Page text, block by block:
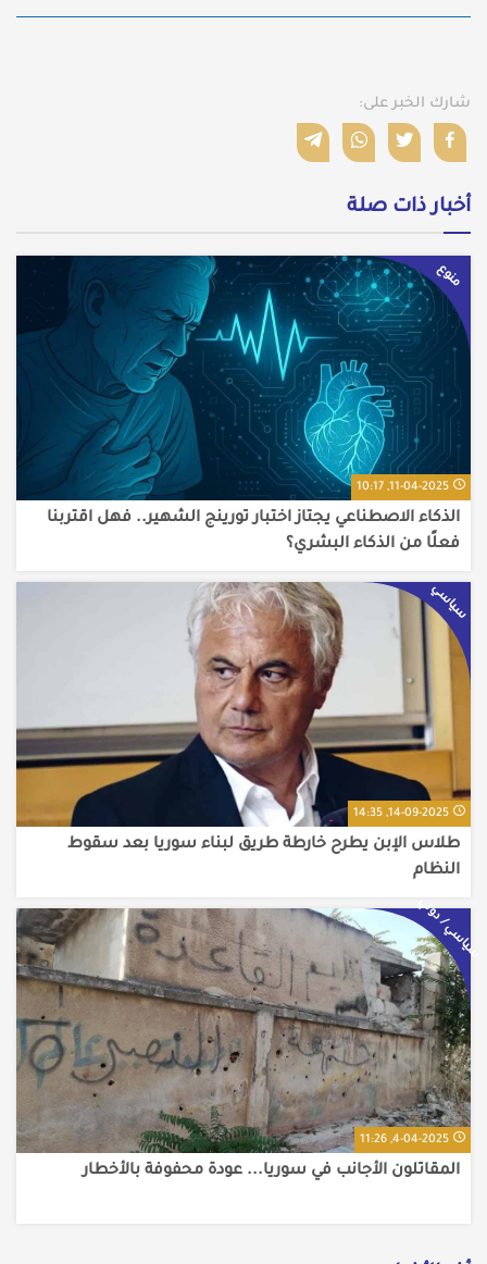
شارك الخبر على:
أخبار ذات صلة
منوع
11-04-2025, 10:17
الذكاء الاصطناعي يجتاز اختبار تورينج الشهير.. فهل اقتربنا
فعلًا من الذكاء البشري؟
سياسي
14-09-2025, 14:35
طلاس الإبن يطرح خارطة طريق لبناء سوريا بعد سقوط
النظام
سياسي / دولي
4-04-2025, 11:26
المقاتلون الأجانب في سوريا... عودة محفوفة بالأخطار